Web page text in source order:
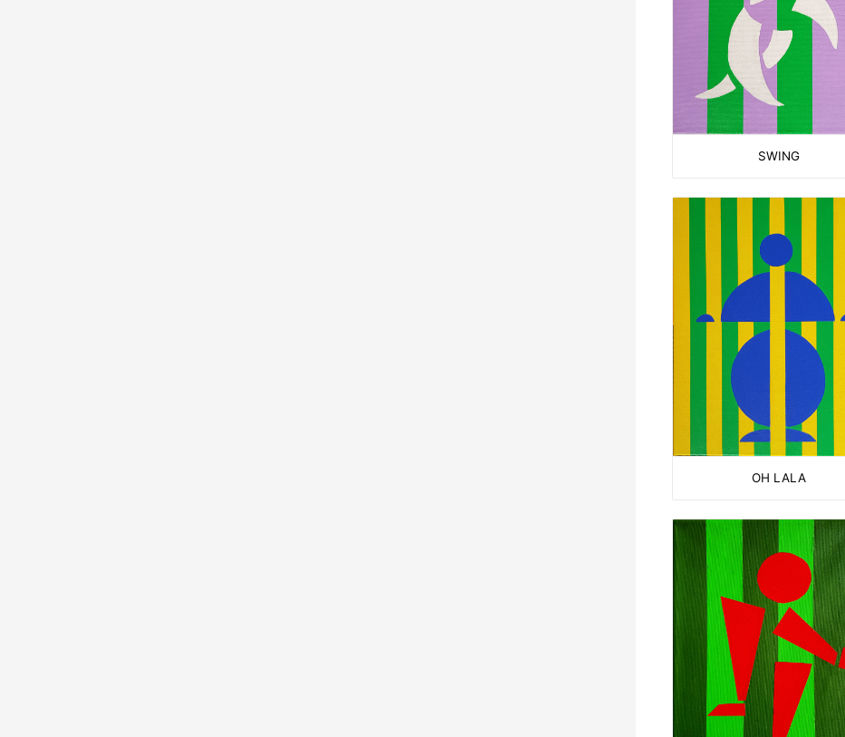
SWING
OH LALA